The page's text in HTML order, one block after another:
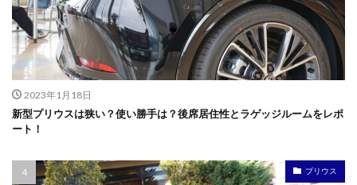
2023年1月18日
新型プリウスは狭い？使い勝手は？後席居住性とラゲッジルームをレポ
ート！
プリウス